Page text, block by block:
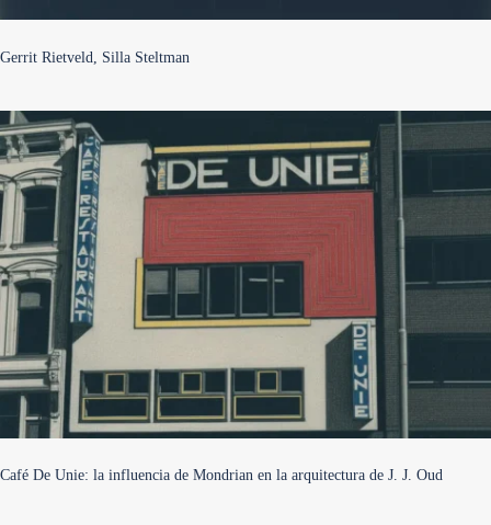
Gerrit Rietveld, Silla Steltman
Café De Unie: la influencia de Mondrian en la arquitectura de J. J. Oud